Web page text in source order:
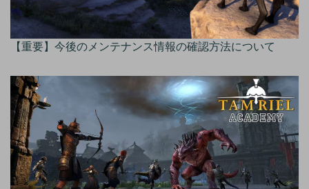
【重要】今後のメンテナンス情報の確認方法について